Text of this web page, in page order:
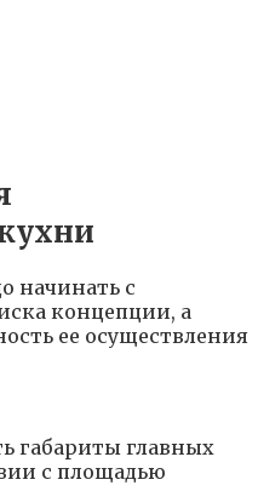
начинать с
концепции, а
ее осуществления
габариты главных
с площадью